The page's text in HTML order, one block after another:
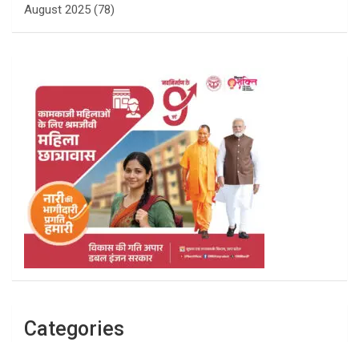
August 2025 (78)
Categories